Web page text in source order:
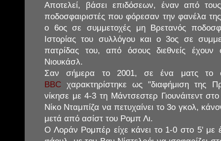
Αποτελεί, βάσει επιδόσεων, έναν από τους
ποδοσφαιριστές που φόρεσαν την φανέλα
ο 6ος σε συμμετοχές μη Βρετανός
Ιστορίας του συλλόγου και ο 3ος σε
πατρίδας του, από όσους διεθνείς έχουν
Νιουκάσλ.
Σαν σήμερα το 2001, σε ένα ματς το
BBC χαρακτηρίστηκε ως "διαφήμιση της
νίκησε με 4-3 τη Μάντσεστερ Γιουνάιτεντ
Νίκο Νταμπίζα να πετυχαίνει το 3ο γκολ,
μετά από ασίστ του Ρομπ Λι.
Ο Λοράν Ρομπέρ είχε κάνει το 1-0 στο 5' με